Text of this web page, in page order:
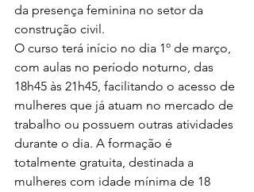
da presença feminina no setor da
construção civil.
O curso terá início no dia 1º de março,
com aulas no período noturno, das
18h45 às 21h45, facilitando o acesso de
mulheres que já atuam no mercado de
trabalho ou possuem outras atividades
durante o dia. A formação é
totalmente gratuita, destinada a
mulheres com idade mínima de 18